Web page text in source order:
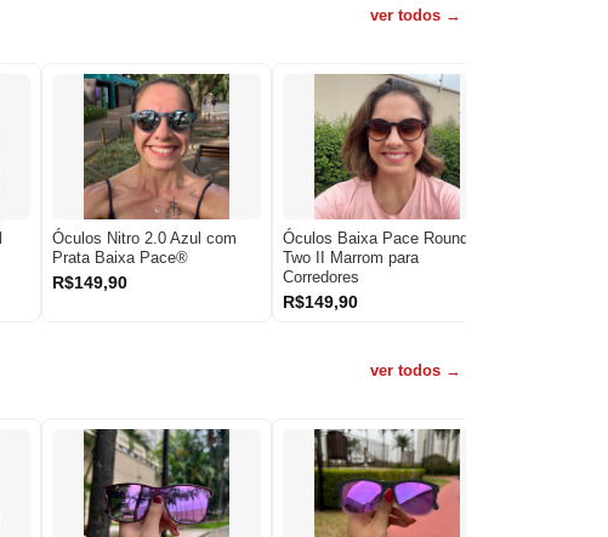
ver todos →
Óculos Nitro 2.0 Azul com
Prata Baixa Pace®
R$149,90
Óculos Baixa Pace Round
Two II Marrom para
Corredores
R$149,90
ver todos →